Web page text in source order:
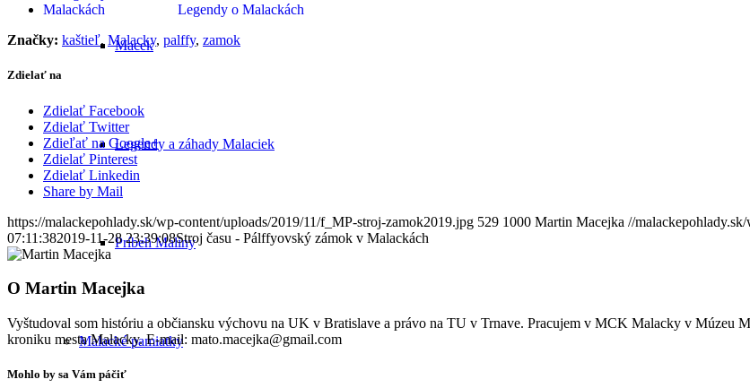
Macek
Legendy a záhady Malaciek
Príbeh Maliny
Malacké pamiatky
Legendy o Malackách
Značky: kaštieľ, Malacky, palffy, zamok
Zdielať na
Zdielať Facebook
Zdielať Twitter
Zdieľať na Google+
Zdielať Pinterest
Zdielať Linkedin
Share by Mail
https://malackepohlady.sk/wp-content/uploads/2019/11/f_MP-stroj-zamok2019.jpg 529 1000 Martin Macejka //
07:11:382019-11-28 23:39:08Stroj času - Pálffyovský zámok v Malackách
O Martin Macejka
Vyštudoval som históriu a občiansku výchovu na UK v Bratislave a právo na TU v Trnave. Pracujem v MCK Malacky v Múzeu
kroniku mesta Malacky. E-mail: mato.macejka@gmail.com
Mohlo by sa Vám páčiť